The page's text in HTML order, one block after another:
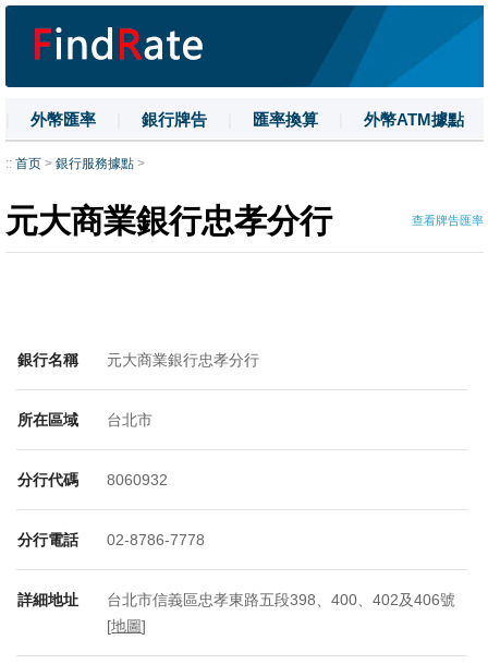
外幣匯率 銀行牌告 匯率換算 外幣ATM據點
| 名詞解釋 | 換匯技巧
:: 首页 > 銀行服務據點 >
元大商業銀行忠孝分行 查看牌告匯率
銀行名稱 元大商業銀行忠孝分行
所在區域 台北市
分行代碼 8060932
分行電話 02-8786-7778
詳細地址
台北市信義區忠孝東路五段398、400、402及406號
[地圖]